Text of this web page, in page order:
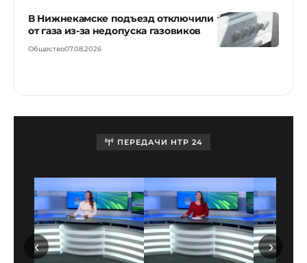
В Нижнекамске подъезд отключили
от газа из-за недопуска газовиков
Общество07.08.2026
ПЕРЕДАЧИ НТР 24
‹ ›